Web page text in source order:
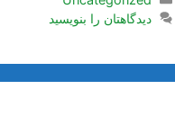
دیدگاهتان را بنویسید